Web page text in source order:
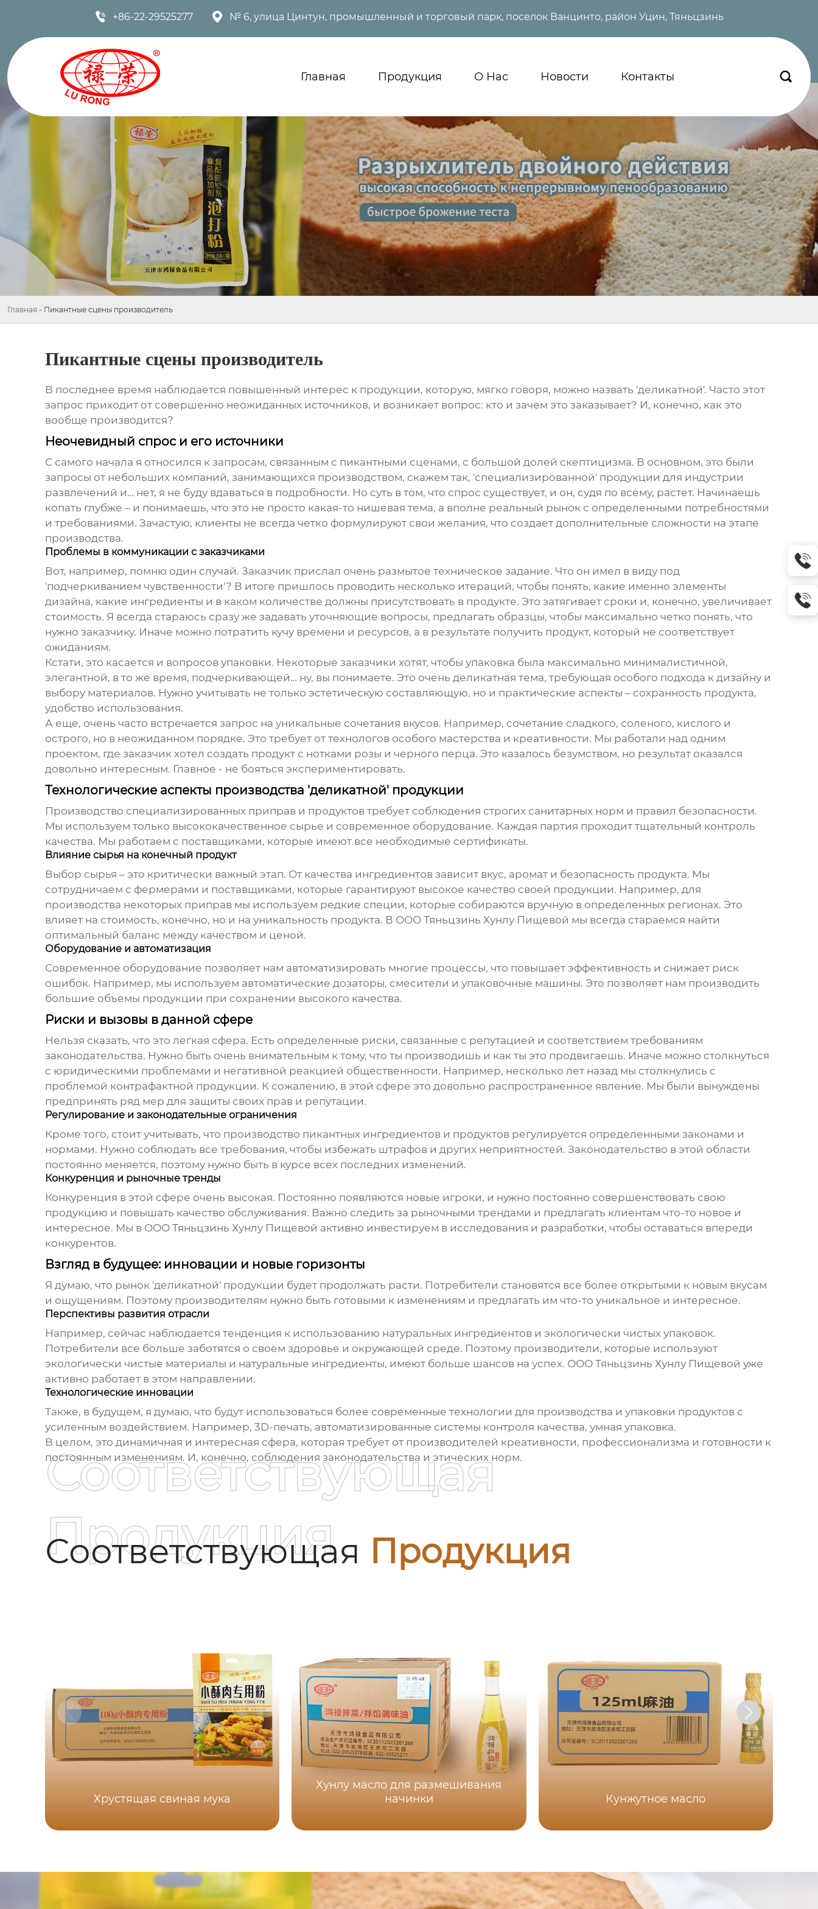
 +86-22-29525277  № 6, улица Цинтун, промышленный и торговый парк, поселок Ванцинто, район Уцин, Тяньцзинь
Главная Продукция О Нас Новости Контакты 
Главная - Пикантные сцены производитель
Пикантные сцены производитель
В последнее время наблюдается повышенный интерес к продукции, которую, мягко говоря, можно назвать 'деликатной'. Часто этот
запрос приходит от совершенно неожиданных источников, и возникает вопрос: кто и зачем это заказывает? И, конечно, как это
вообще производится?
Неочевидный спрос и его источники
С самого начала я относился к запросам, связанным с пикантными сценами, с большой долей скептицизма. В основном, это были
запросы от небольших компаний, занимающихся производством, скажем так, 'специализированной' продукции для индустрии
развлечений и… нет, я не буду вдаваться в подробности. Но суть в том, что спрос существует, и он, судя по всему, растет. Начинаешь
копать глубже – и понимаешь, что это не просто какая-то нишевая тема, а вполне реальный рынок с определенными потребностями
и требованиями. Зачастую, клиенты не всегда четко формулируют свои желания, что создает дополнительные сложности на этапе
производства.
Проблемы в коммуникации с заказчиками
Вот, например, помню один случай. Заказчик прислал очень размытое техническое задание. Что он имел в виду под
'подчеркиванием чувственности'? В итоге пришлось проводить несколько итераций, чтобы понять, какие именно элементы
дизайна, какие ингредиенты и в каком количестве должны присутствовать в продукте. Это затягивает сроки и, конечно, увеличивает
стоимость. Я всегда стараюсь сразу же задавать уточняющие вопросы, предлагать образцы, чтобы максимально четко понять, что
нужно заказчику. Иначе можно потратить кучу времени и ресурсов, а в результате получить продукт, который не соответствует
ожиданиям.
Кстати, это касается и вопросов упаковки. Некоторые заказчики хотят, чтобы упаковка была максимально минималистичной,
элегантной, в то же время, подчеркивающей… ну, вы понимаете. Это очень деликатная тема, требующая особого подхода к дизайну и
выбору материалов. Нужно учитывать не только эстетическую составляющую, но и практические аспекты – сохранность продукта,
удобство использования.
А еще, очень часто встречается запрос на уникальные сочетания вкусов. Например, сочетание сладкого, соленого, кислого и
острого, но в неожиданном порядке. Это требует от технологов особого мастерства и креативности. Мы работали над одним
проектом, где заказчик хотел создать продукт с нотками розы и черного перца. Это казалось безумством, но результат оказался
довольно интересным. Главное - не бояться экспериментировать.
Технологические аспекты производства 'деликатной' продукции
Производство специализированных приправи продуктов требует соблюдения строгих санитарных норм и правил безопасности.
Мы используем только высококачественное сырье и современное оборудование. Каждая партия проходит тщательный контроль
качества. Мы работаем с поставщиками, которые имеют все необходимые сертификаты.
Влияние сырья на конечный продукт
Выбор сырья – это критически важный этап. От качества ингредиентов зависит вкус, аромат и безопасность продукта. Мы
сотрудничаем с фермерами и поставщиками, которые гарантируют высокое качество своей продукции. Например, для
производства некоторых приправ мы используем редкие специи, которые собираются вручную в определенных регионах. Это
влияет на стоимость, конечно, но и на уникальность продукта. В ООО Тяньцзинь Хунлу Пищевой мы всегда стараемся найти
оптимальный баланс между качеством и ценой.
Оборудование и автоматизация
Современное оборудование позволяет нам автоматизировать многие процессы, что повышает эффективность и снижает риск
ошибок. Например, мы используем автоматические дозаторы, смесители и упаковочные машины. Это позволяет нам производить
большие объемы продукции при сохранении высокого качества.
Риски и вызовы в данной сфере
Нельзя сказать, что это легкая сфера. Есть определенные риски, связанные с репутацией и соответствием требованиям
законодательства. Нужно быть очень внимательным к тому, что ты производишь и как ты это продвигаешь. Иначе можно столкнуться
с юридическими проблемами и негативной реакцией общественности. Например, несколько лет назад мы столкнулись с
проблемой контрафактной продукции. К сожалению, в этой сфере это довольно распространенное явление. Мы были вынуждены
предпринять ряд мер для защиты своих прав и репутации.
Регулирование и законодательные ограничения
Кроме того, стоит учитывать, что производство пикантных ингредиентови продуктов регулируется определенными законами и
нормами. Нужно соблюдать все требования, чтобы избежать штрафов и других неприятностей. Законодательство в этой области
постоянно меняется, поэтому нужно быть в курсе всех последних изменений.
Конкуренция и рыночные тренды
Конкуренция в этой сфере очень высокая. Постоянно появляются новые игроки, и нужно постоянно совершенствовать свою
продукцию и повышать качество обслуживания. Важно следить за рыночными трендами и предлагать клиентам что-то новое и
интересное. Мы в ООО Тяньцзинь Хунлу Пищевой активно инвестируем в исследования и разработки, чтобы оставаться впереди
конкурентов.
Взгляд в будущее: инновации и новые горизонты
Я думаю, что рынок 'деликатной' продукции будет продолжать расти. Потребители становятся все более открытыми к новым вкусам
и ощущениям. Поэтому производителям нужно быть готовыми к изменениям и предлагать им что-то уникальное и интересное.
Перспективы развития отрасли
Например, сейчас наблюдается тенденция к использованию натуральных ингредиентов и экологически чистых упаковок.
Потребители все больше заботятся о своем здоровье и окружающей среде. Поэтому производители, которые используют
экологически чистые материалы и натуральные ингредиенты, имеют больше шансов на успех. ООО Тяньцзинь Хунлу Пищевой уже
активно работает в этом направлении.
Технологические инновации
Также, в будущем, я думаю, что будут использоваться более современные технологии для производства и упаковки продуктов с
усиленным воздействием. Например, 3D-печать, автоматизированные системы контроля качества, умная упаковка.
В целом, это динамичная и интересная сфера, которая требует от производителей креативности, профессионализма и готовности к
постоянным изменениям. И, конечно, соблюдения законодательства и этических норм.
Соответствующая Продукция
Соответствующая
Продукция
Хрустящая свиная мука
Хунлу масло для размешивания
начинки
Кунжутное масло